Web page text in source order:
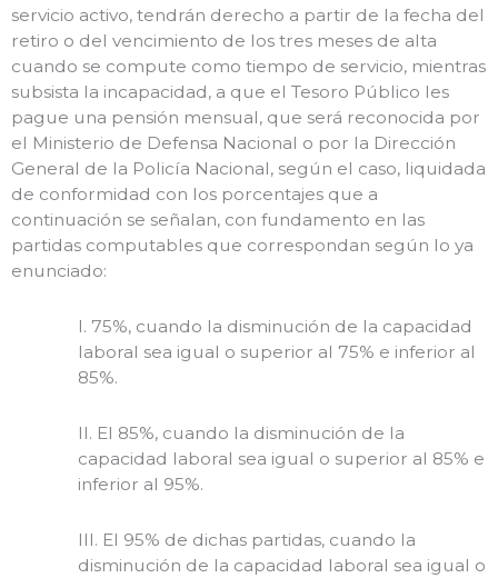
servicio activo, tendrán derecho a partir de la fecha del
retiro o del vencimiento de los tres meses de alta
cuando se compute como tiempo de servicio, mientras
subsista la incapacidad, a que el Tesoro Público les
pague una pensión mensual, que será reconocida por
el Ministerio de Defensa Nacional o por la Dirección
General de la Policía Nacional, según el caso, liquidada
de conformidad con los porcentajes que a
continuación se señalan, con fundamento en las
partidas computables que correspondan según lo ya
enunciado:
I. 75%, cuando la disminución de la capacidad
laboral sea igual o superior al 75% e inferior al
85%.
II. El 85%, cuando la disminución de la
capacidad laboral sea igual o superior al 85% e
inferior al 95%.
III. El 95% de dichas partidas, cuando la
disminución de la capacidad laboral sea igual o